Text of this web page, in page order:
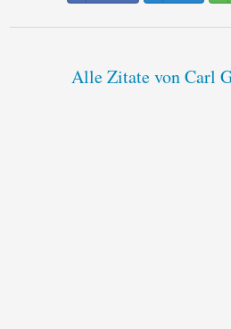
Alle Zitate von Carl